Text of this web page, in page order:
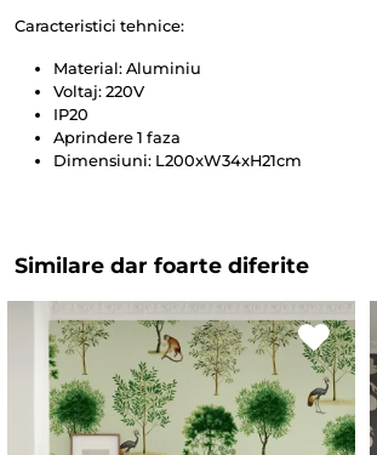
Caracteristici tehnice:
Material: Aluminiu
Voltaj: 220V
IP20
Aprindere 1 faza
Dimensiuni: L200xW34xH21cm
Similare dar foarte diferite